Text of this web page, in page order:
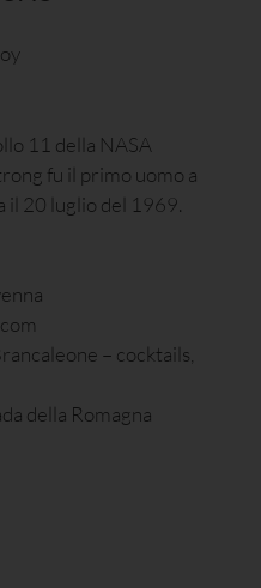
11 della NASA
fu il primo uomo a
il 20 luglio del 1969.
– cocktails,
della Romagna